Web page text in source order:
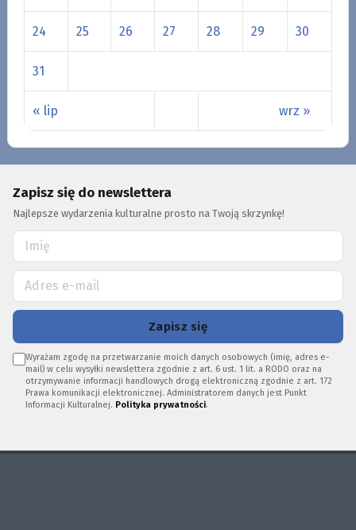
« lip wrz »
24 25 26 27 28 29 30
31
Zapisz się do newslettera
Najlepsze wydarzenia kulturalne prosto na Twoją skrzynkę!
Zapisz się
Wyrażam zgodę na przetwarzanie moich danych osobowych (imię, adres e-
mail) w celu wysyłki newslettera zgodnie z art. 6 ust. 1 lit. a RODO oraz na
otrzymywanie informacji handlowych drogą elektroniczną zgodnie z art. 172
Prawa komunikacji elektronicznej. Administratorem danych jest Punkt
Informacji Kulturalnej. Polityka prywatności.